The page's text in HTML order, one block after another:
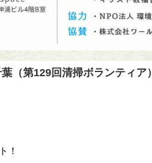
（第129回清掃ボランティア）
！